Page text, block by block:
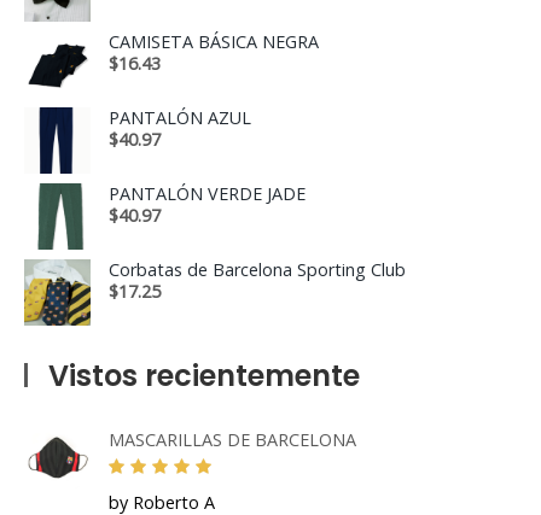
CAMISETA BÁSICA NEGRA
$16.43
PANTALÓN AZUL
$40.97
PANTALÓN VERDE JADE
$40.97
Corbatas de Barcelona Sporting Club
$17.25
Vistos recientemente
MASCARILLAS DE BARCELONA
by Roberto A